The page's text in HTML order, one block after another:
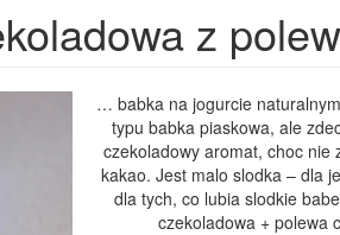
z
… babka na jogurcie
typu babka piaskowa, ale
czekoladowy aromat, choc nie
kakao. Jest malo slodka – dla
dla tych, co lubia slodkie
czekoladowa + polewa